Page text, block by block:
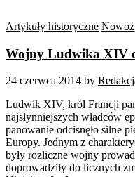
Artykuły historyczne
Wojny Ludwika XIV
24 czerwca 2014 by
Ludwik XIV, król Francji
najsłynniejszych władców
panowanie odcisnęło silne
Europy. Jednym z
były rozliczne wojny
doprowadziły do licznych